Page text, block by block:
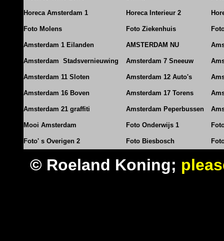
Horeca Amsterdam 1 Horeca Interieur 2
Foto Molens Foto Ziekenhuis
Amsterdam 1 Eilanden AMSTERDAM NU
Amsterdam Stadsvernieuwing Amsterdam 7 Sneeuw
Amsterdam 11 Sloten Amsterdam 12 Auto's
Amsterdam 16 Boven Amsterdam 17 Torens
Amsterdam 21 graffiti Amsterdam Peperbussen
Mooi Amsterdam Foto Onderwijs 1
Foto' s Overigen 2 Foto Biesbosch
© Roeland Koning;